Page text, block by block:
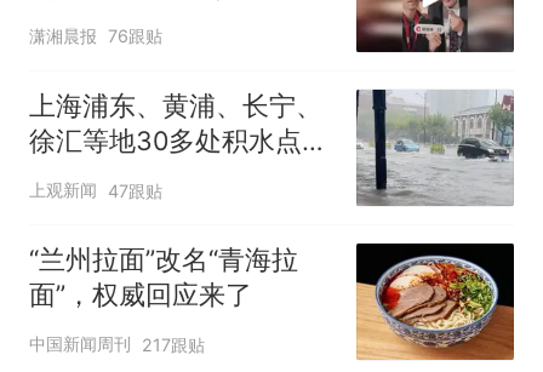
包，向中国粉丝问好
潇湘晨报 76跟贴
上海浦东、黄浦、长宁、
徐汇等地30多处积水点正
在抢排
上观新闻 47跟贴
“兰州拉面”改名“青海拉
面”，权威回应来了
中国新闻周刊 217跟贴